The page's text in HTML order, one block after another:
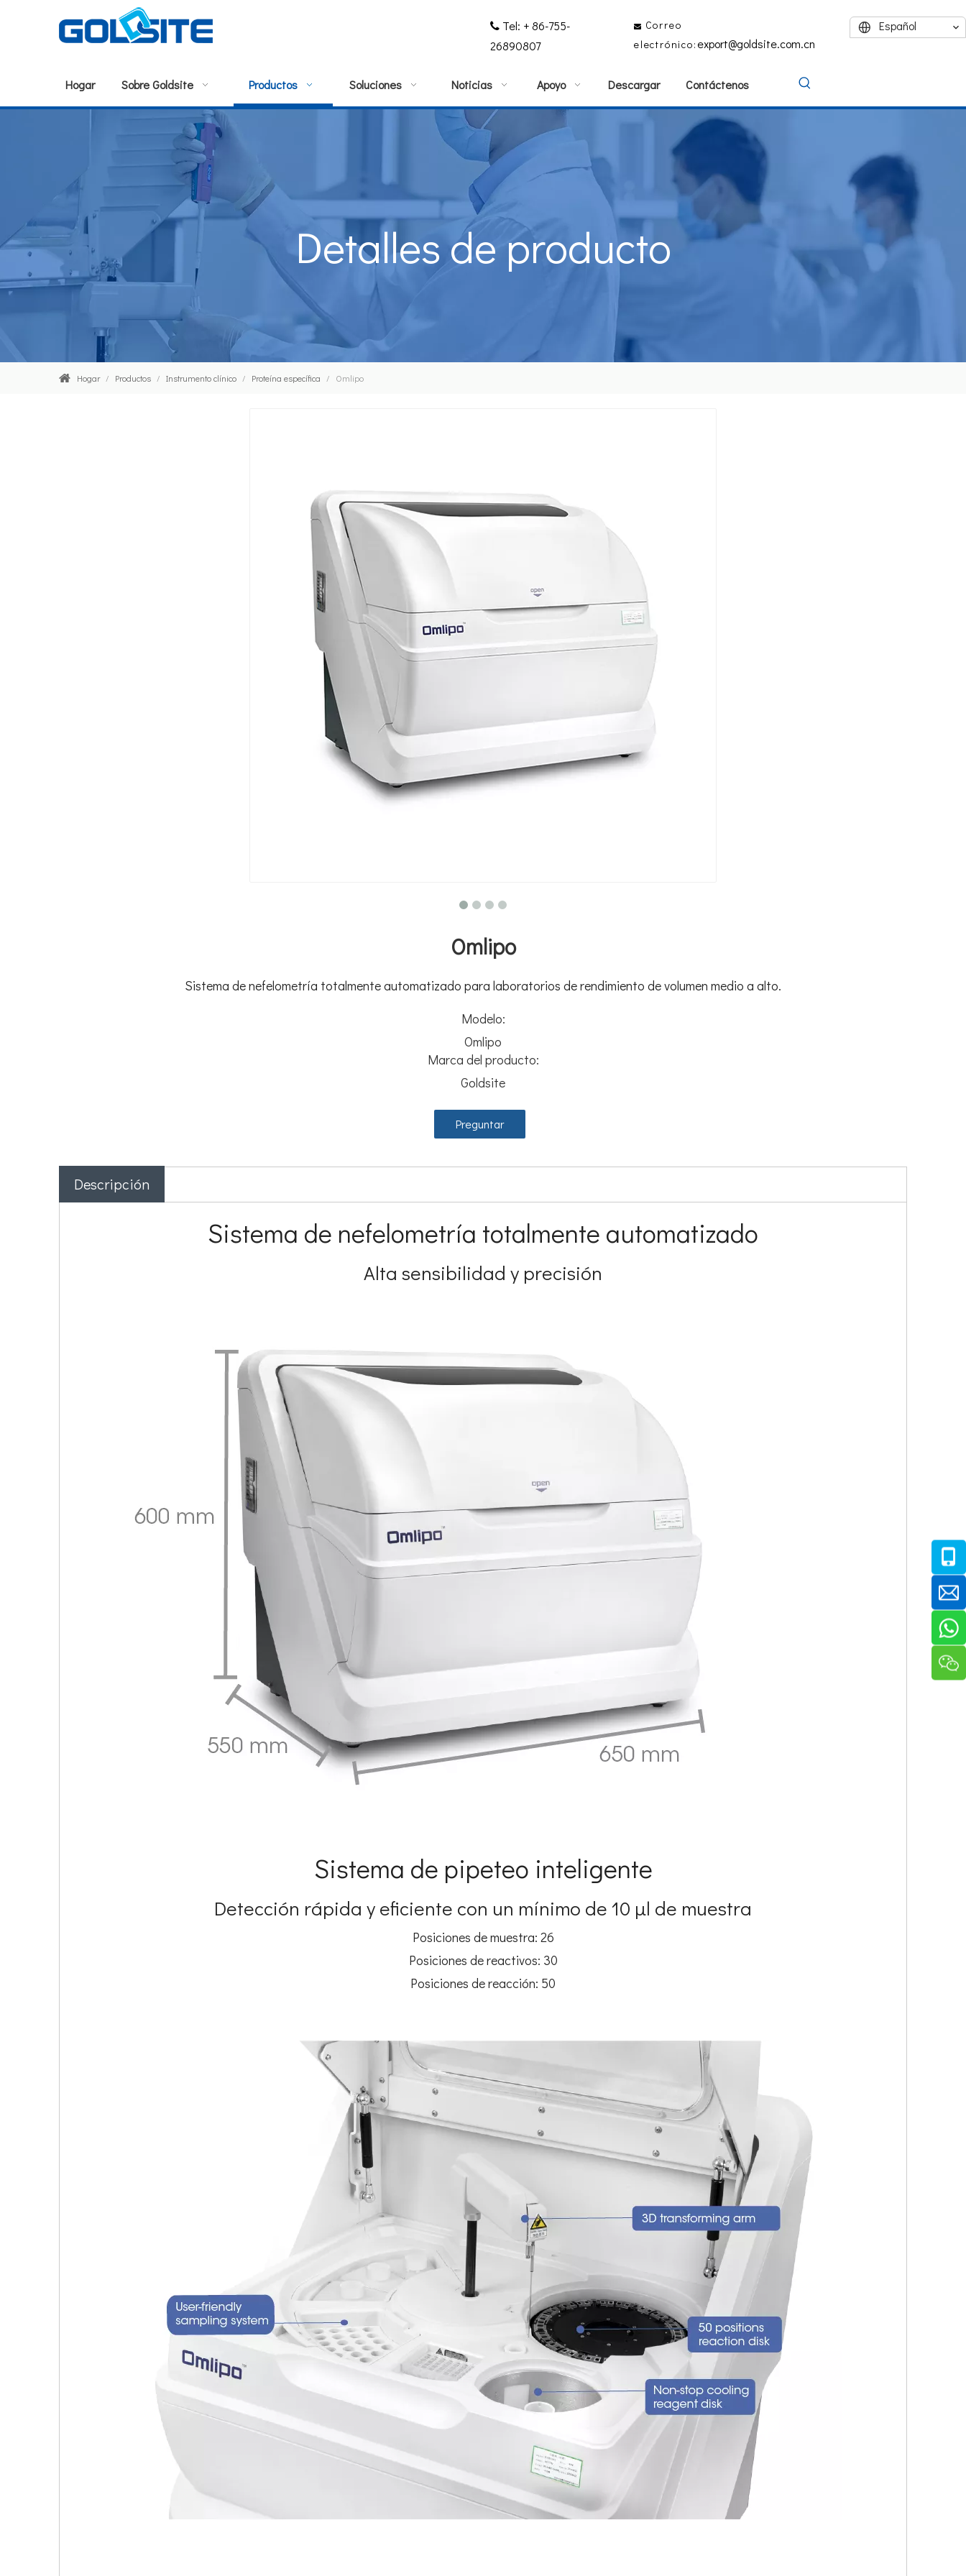
 Tel: + 86-755-
26890807

Correo
electrónico: export@goldsite.com.cn
Español
Hogar Sobre Goldsite Productos Soluciones Noticias Apoyo Descargar Contáctenos
Detalles de producto
Hogar / Productos / Instrumento clínico / Proteína específica / Omlipo
Omlipo
Sistema de nefelometría totalmente automatizado para laboratorios de rendimiento de volumen medio a alto.
Modelo:
Omlipo
Marca del producto:
Goldsite
Preguntar
Descripción
Sistema de nefelometría totalmente automatizado
Alta sensibilidad y precisión
Sistema de pipeteo inteligente
Detección rápida y eficiente con un mínimo de 10 μl de muestra
Posiciones de muestra: 26
Posiciones de reactivos: 30
Posiciones de reacción: 50